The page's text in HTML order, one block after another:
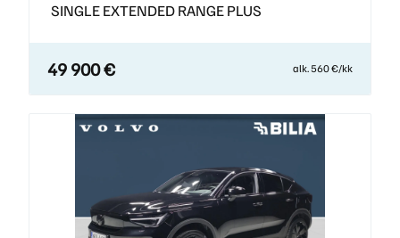
SINGLE EXTENDED RANGE PLUS
49 900 € alk. 560 €/kk